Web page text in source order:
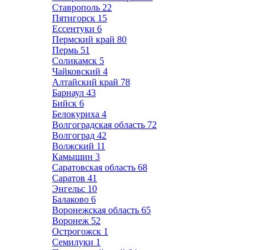
Ставрополь 22
Пятигорск 15
Ессентуки 6
Пермский край 80
Пермь 51
Соликамск 5
Чайковский 4
Алтайский край 78
Барнаул 43
Бийск 6
Белокуриха 4
Волгоградская область 72
Волгоград 42
Волжский 11
Камышин 3
Саратовская область 68
Саратов 41
Энгельс 10
Балаково 6
Воронежская область 65
Воронеж 52
Острогожск 1
Семилуки 1